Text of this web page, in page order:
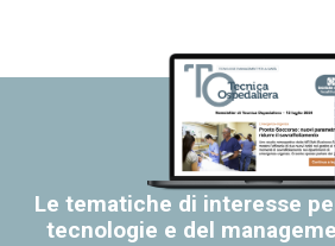
Le tematiche di interesse
tecnologie e del